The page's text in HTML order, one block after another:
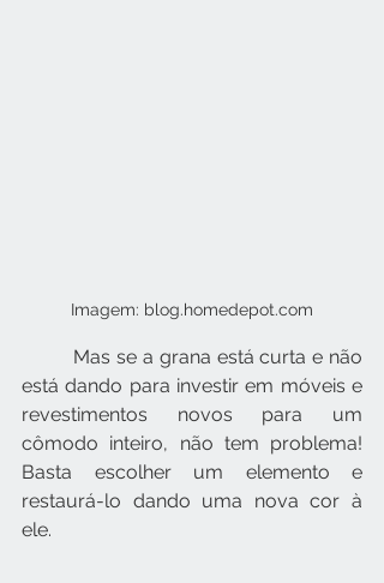
Imagem: blog.homedepot.com
está dando para investir em móveis e
revestimentos novos para um
cômodo inteiro, não tem problema!
Basta escolher um elemento e
restaurá-lo dando uma nova cor à
ele.